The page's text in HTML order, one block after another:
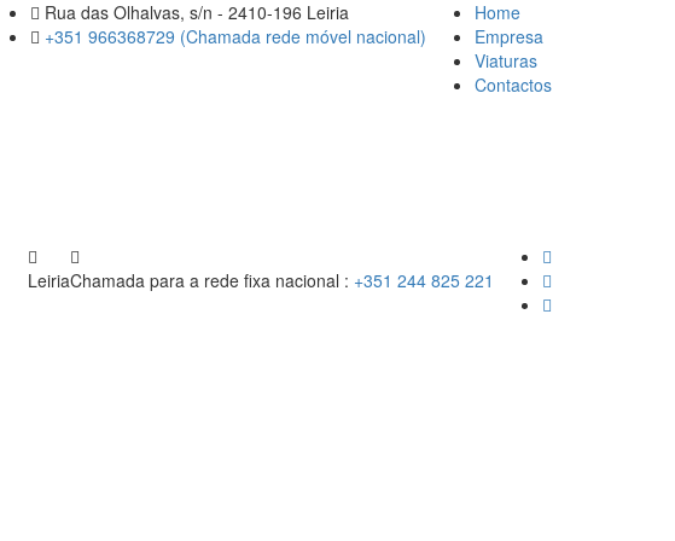
Home
Empresa
Viaturas
Contactos
Rua das Olhalvas, s/n - 2410-196 Leiria
+351 966368729 (Chamada rede móvel nacional)
Chamada para a rede fixa nacional : +351 244 825 221
Leiria